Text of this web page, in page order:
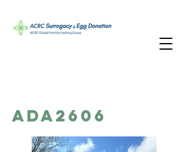
ADA2606